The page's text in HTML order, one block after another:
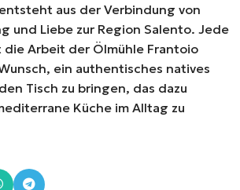
aus der Verbindung von
und Liebe zur Region Salento. Jede
die Arbeit der Ölmühle Frantoio
ein authentisches natives
Tisch zu bringen, das dazu
Küche im Alltag zu